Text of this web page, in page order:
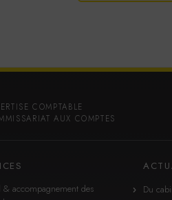
COMPTABLE
AUX COMPTES
& accompagnement des
Du